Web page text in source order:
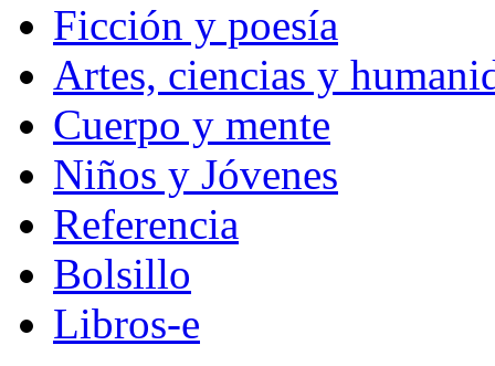
Ficción y poesía
Artes, ciencias y
Cuerpo y mente
Niños y Jóvenes
Referencia
Bolsillo
Libros-e